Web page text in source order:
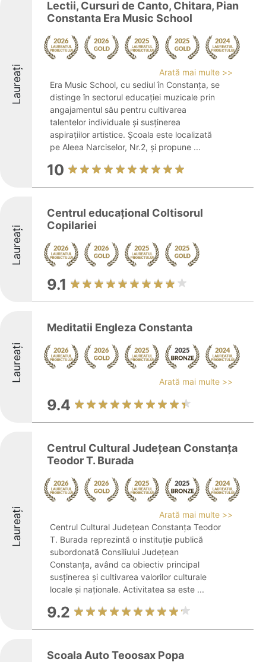
Laureați
Lectii, Cursuri de Canto, Chitara, Pian
Constanta Era Music School
Arată mai multe >>
Era Music School, cu sediul în Constanța, se
distinge în sectorul educației muzicale prin
angajamentul său pentru cultivarea
talentelor individuale și susținerea
aspirațiilor artistice. Școala este localizată
pe Aleea Narciselor, Nr.2, și propune ...
10
Laureați
Centrul educațional Coltisorul
Copilariei
9.1
Laureați
Meditatii Engleza Constanta
Arată mai multe >>
9.4
Laureați
Centrul Cultural Județean Constanța
Teodor T. Burada
Arată mai multe >>
Centrul Cultural Județean Constanța Teodor
T. Burada reprezintă o instituție publică
subordonată Consiliului Județean
Constanța, având ca obiectiv principal
susținerea și cultivarea valorilor culturale
locale și naționale. Activitatea sa este ...
9.2
Scoala Auto Teoosax Popa